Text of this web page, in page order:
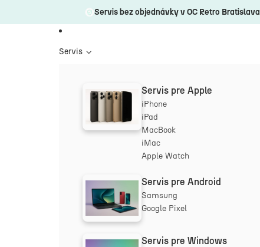
Servis bez objednávky v OC Retro Bratislava
Servis
Servis pre Apple
iPhone
iPad
MacBook
iMac
Apple Watch
Servis pre Android
Samsung
Google Pixel
Servis pre Windows